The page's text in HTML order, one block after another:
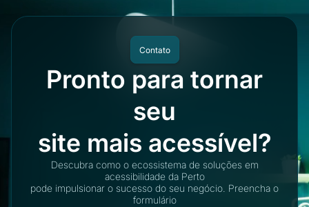
Contato
Pronto para tornar
seu
site mais acessível?
Descubra como o ecossistema de soluções em
acessibilidade da Perto
pode impulsionar o sucesso do seu negócio. Preencha o
formulário